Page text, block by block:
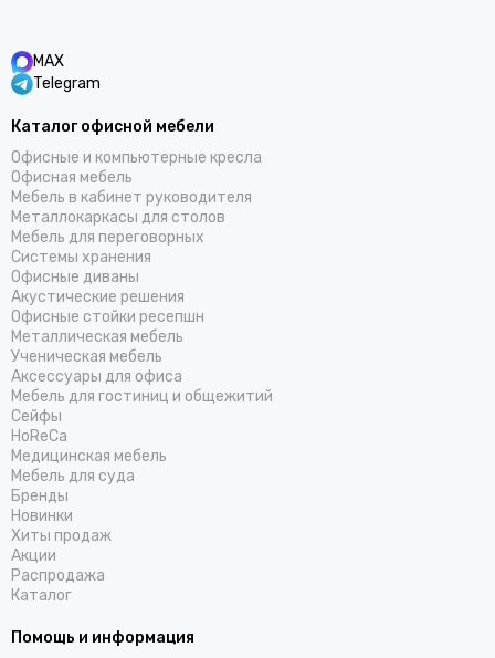
MAX
Telegram
Каталог офисной мебели
Офисные и компьютерные кресла
Офисная мебель
Мебель в кабинет руководителя
Металлокаркасы для столов
Мебель для переговорных
Системы хранения
Офисные диваны
Акустические решения
Офисные стойки ресепшн
Металлическая мебель
Ученическая мебель
Аксессуары для офиса
Мебель для гостиниц и общежитий
Cейфы
HoReCa
Медицинская мебель
Мебель для суда
Бренды
Новинки
Хиты продаж
Акции
Распродажа
Каталог
Помощь и информация